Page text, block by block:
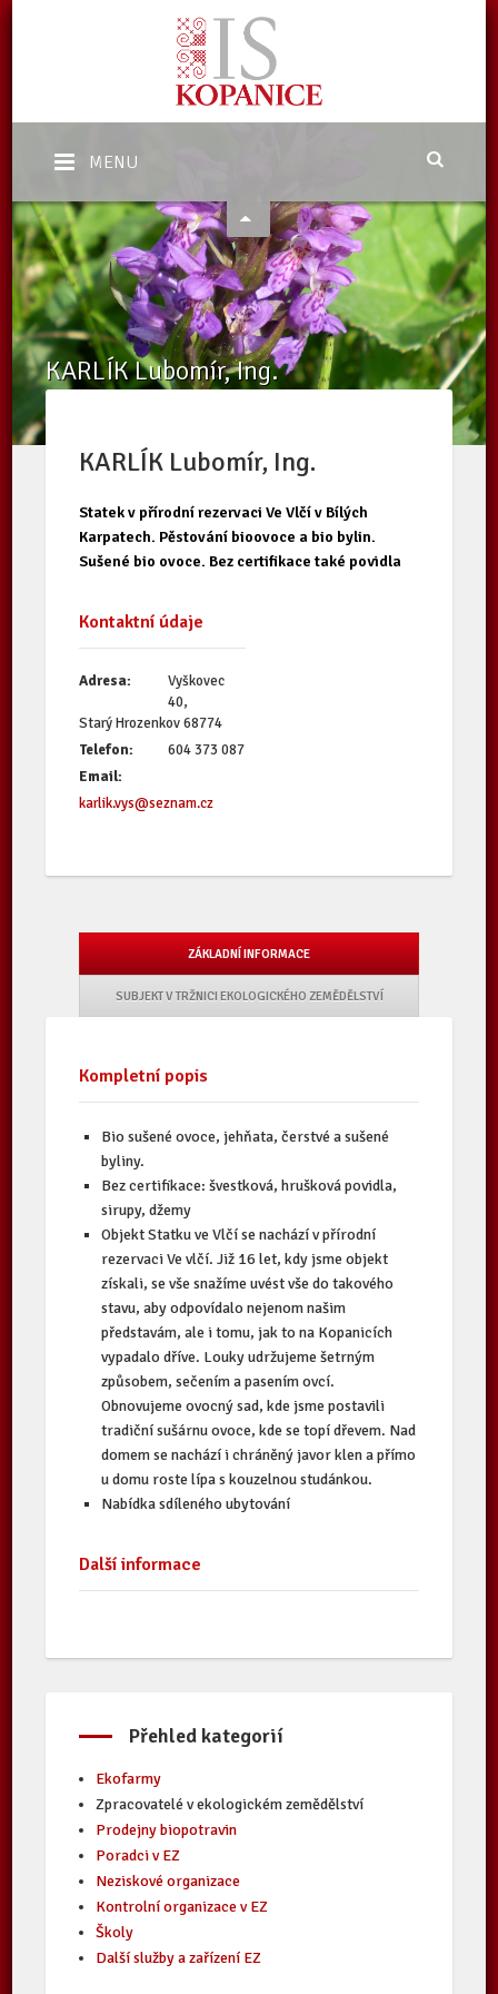
MENU
KARLÍK Lubomír, Ing.
KARLÍK Lubomír, Ing.
Statek v přírodní rezervaci Ve Vlčí v Bílých
Karpatech. Pěstování bioovoce a bio bylin.
Sušené bio ovoce. Bez certifikace také povidla
Kontaktní údaje
Adresa:
Vyškovec
40,
Starý Hrozenkov 68774
Telefon:
604 373 087
Email:
karlik.vys@seznam.cz
ZÁKLADNÍ INFORMACE
SUBJEKT V TRŽNICI EKOLOGICKÉHO ZEMĚDĚLSTVÍ
Kompletní popis
Bio sušené ovoce, jehňata, čerstvé a sušené
byliny.
Bez certifikace: švestková, hrušková povidla,
sirupy, džemy
Objekt Statku ve Vlčí se nachází v přírodní
rezervaci Ve vlčí. Již 16 let, kdy jsme objekt
získali, se vše snažíme uvést vše do takového
stavu, aby odpovídalo nejenom našim
představám, ale i tomu, jak to na Kopanicích
vypadalo dříve. Louky udržujeme šetrným
způsobem, sečením a pasením ovcí.
Obnovujeme ovocný sad, kde jsme postavili
tradiční sušárnu ovoce, kde se topí dřevem. Nad
domem se nachází i chráněný javor klen a přímo
u domu roste lípa s kouzelnou studánkou.
Nabídka sdíleného ubytování
Další informace
Přehled kategorií
Ekofarmy
Zpracovatelé v ekologickém zemědělství
Prodejny biopotravin
Poradci v EZ
Neziskové organizace
Kontrolní organizace v EZ
Školy
Další služby a zařízení EZ